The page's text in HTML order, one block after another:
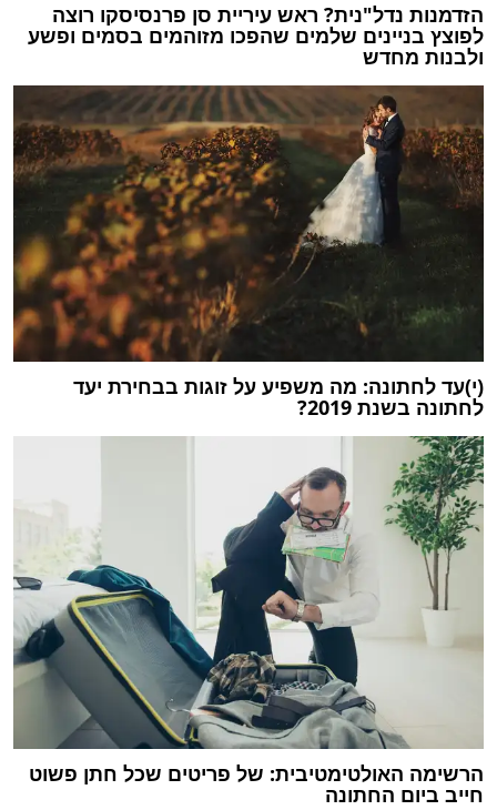
הזדמנות נדל"נית? ראש עיריית סן פרנסיסקו רוצה
לפוצץ בניינים שלמים שהפכו מזוהמים בסמים ופשע
ולבנות מחדש
(י)עד לחתונה: מה משפיע על זוגות בבחירת יעד
לחתונה בשנת 2019?
הרשימה האולטימטיבית: של פריטים שכל חתן פשוט
חייב ביום החתונה